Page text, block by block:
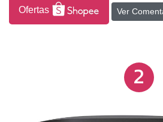
Qualcomm para qualidade de
fones oferecem até 7 horas de
carregamento, a caixa de
porta USB-C que fornece um
músicas favoritas. A nova
Ofertas Ver
2